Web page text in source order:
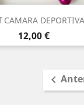
CAMARA
Preu
12,00 €
Vista ràpida
